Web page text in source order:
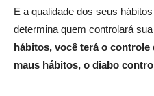
E a qualidade dos seus
determina quem controlará
hábitos, você terá o controle
maus hábitos, o diabo